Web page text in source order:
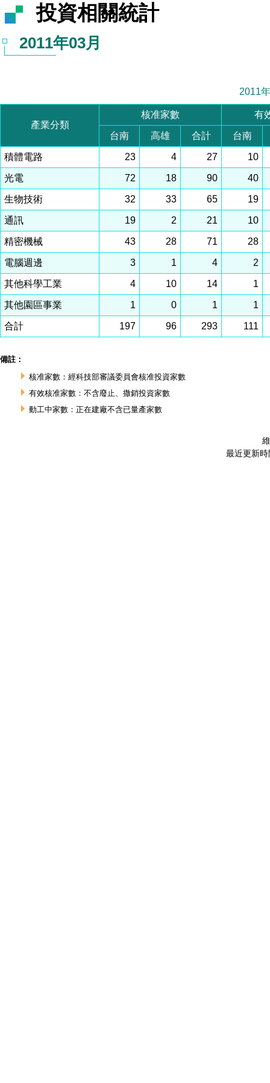
投資相關統計
2011年03月
2011
產業分類
核准家數 有
台南 高雄 合計 台南
積體電路 23 4 27 10
光電 72 18 90 40
生物技術 32 33 65 19
通訊 19 2 21 10
精密機械 43 28 71 28
電腦週邊 3 1 4 2
其他科學工業 4 10 14 1
其他園區事業 1 0 1 1
合計 197 96 293 111
備註：
核准家數：經科技部審議委員會核准投資家數
有效核准家數：不含廢止、撒銷投資家數
動工中家數：正在建廠不含已量產家數
最近更新